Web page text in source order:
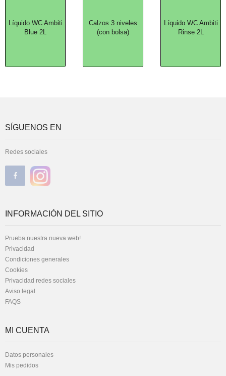
Líquido WC Ambiti
Blue 2L
Calzos 3 niveles
(con bolsa)
Líquido WC Ambiti
Rinse 2L
SÍGUENOS EN
Redes sociales
INFORMACIÓN DEL SITIO
Prueba nuestra nueva web!
Privacidad
Condiciones generales
Cookies
Privacidad redes sociales
Aviso legal
FAQS
MI CUENTA
Datos personales
Mis pedidos